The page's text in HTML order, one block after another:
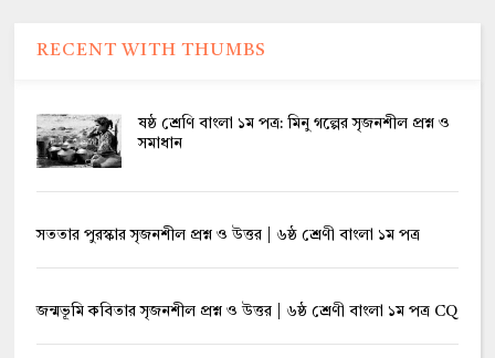
RECENT WITH THUMBS
ষষ্ঠ শ্রেণি বাংলা ১ম পত্র: মিনু গল্পের সৃজনশীল প্রশ্ন ও
সমাধান
সততার পুরস্কার সৃজনশীল প্রশ্ন ও উত্তর | ৬ষ্ঠ শ্রেণী বাংলা ১ম পত্র
জন্মভূমি কবিতার সৃজনশীল প্রশ্ন ও উত্তর | ৬ষ্ঠ শ্রেণী বাংলা ১ম পত্র CQ